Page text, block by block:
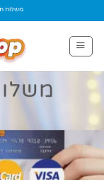
to
content
משלוח חינם